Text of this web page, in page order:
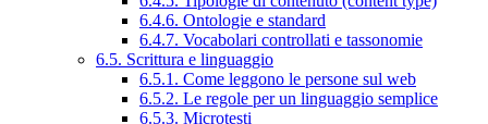
6.4.6. Ontologie e standard
6.4.7. Vocabolari controllati e tassonomie
6.5. Scrittura e linguaggio
6.5.1. Come leggono le persone sul web
6.5.2. Le regole per un linguaggio semplice
6.5.3. Microtesti